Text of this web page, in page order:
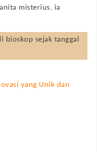
misterius, ia
bioskop sejak tanggal
yang Unik dan